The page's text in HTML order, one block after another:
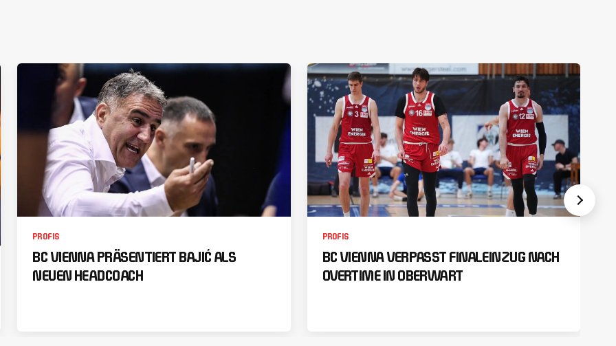
PROFIS
BC VIENNA PRÄSENTIERT BAJIĆ ALS
NEUEN HEADCOACH
PROFIS
BC VIENNA VERPASST FINALEINZUG NACH
OVERTIME IN OBERWART